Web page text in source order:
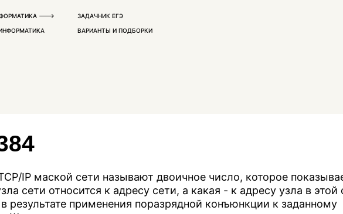
---> ЗАДАЧНИК ЕГЭ
ВАРИАНТЫ И ПОДБОРКИ
IР маской сети называют двоичное число, которое
сети относится к адресу сети, а какая - к адресу узла в этой
результате применения поразрядной конъюнкции к заданному